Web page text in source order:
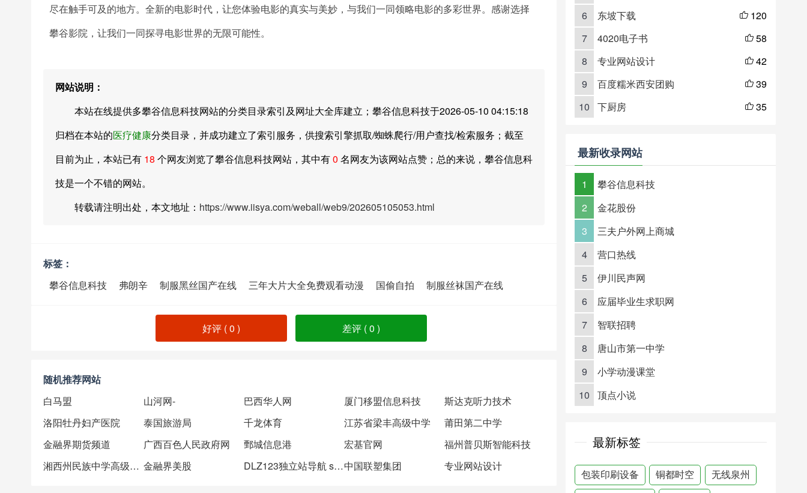
尽在触手可及的地方。全新的电影时代，让您体验电影的真实与美妙，与我们一同领略电影的多彩世界。感谢选择
攀谷影院，让我们一同探寻电影世界的无限可能性。
网站说明：
本站在线提供多攀谷信息科技网站的分类目录索引及网址大全库建立；攀谷信息科技于2026-05-10 04:15:18
归档在本站的医疗健康分类目录，并成功建立了索引服务，供搜索引擎抓取/蜘蛛爬行/用户查找/检索服务；截至
目前为止，本站已有 18 个网友浏览了攀谷信息科技网站，其中有0 名网友为该网站点赞；总的来说，攀谷信息科
技是一个不错的网站。
转载请注明出处，本文地址： https://www.iisya.com/weball/web9/202605105053.html
标签：
攀谷信息科技
弗朗辛 制服黑丝国产在线 三年大片大全免费观看动漫 国偷自拍 制服丝袜国产在线
好评 (0 ) 差评 (0 )
随机推荐网站
白马盟
山河网- 巴西华人网 厦门移盟信息科技
斯达克听力技术
洛阳牡丹妇产医院
泰国旅游局 千龙体育 江苏省梁丰高级中学
莆田第二中学
金融界期货频道
广西百色人民政府网 鄄城信息港 宏基官网
福州普贝斯智能科技
湘西州民族中学高级中学 金融界美股 DLZ123独立站导航 shopify导航中国联塑集团 专业网站设计
6
东坡下载  120
7
4020电子书  58
8
专业网站设计  42
9
百度糯米西安团购  39
10
下厨房  35
最新收录网站
1
攀谷信息科技
2
金花股份
3
三夫户外网上商城
4
营口热线
5
伊川民声网
6
应届毕业生求职网
7
智联招聘
8
唐山市第一中学
9
小学动漫课堂
10
顶点小说
最新标签
包装印刷设备 铜都时空 无线泉州